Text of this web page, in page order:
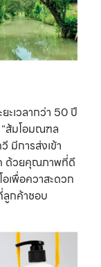
ะเวลากว่า 50 ปี
“ส้มโอมณฑล
มีการส่งเข้า
ด้วยคุณภาพที่ดี
เพื่อควาสะดวก
กค้าชอบ